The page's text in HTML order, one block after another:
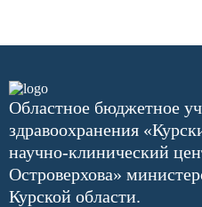
Областное бюджетное
здравоохранения
научно-клинический
Островерхова»
Курской области.